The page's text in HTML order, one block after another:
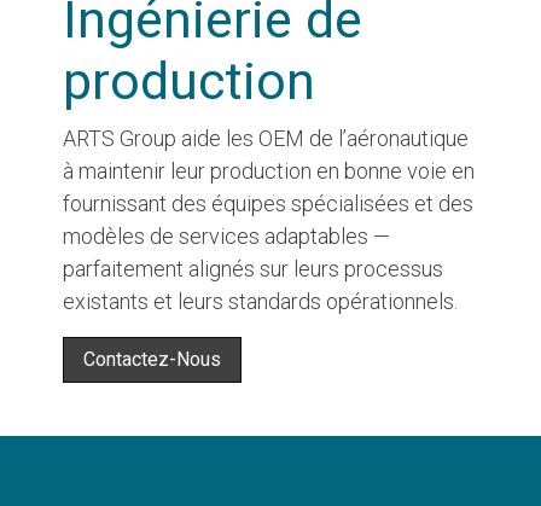
Ingénierie de
production
ARTS Group aide les OEM de l’aéronautique
à maintenir leur production en bonne voie en
fournissant des équipes spécialisées et des
modèles de services adaptables —
parfaitement alignés sur leurs processus
existants et leurs standards opérationnels.
Contactez-Nous